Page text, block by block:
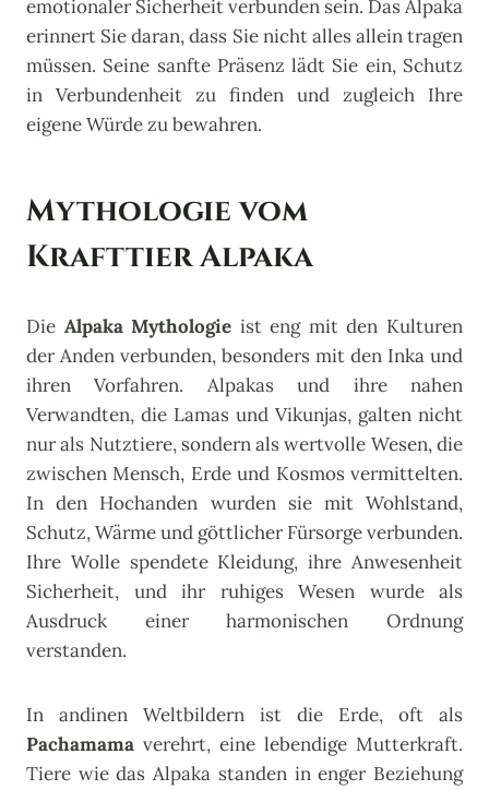
emotionaler Sicherheit verbunden sein. Das Alpaka
erinnert Sie daran, dass Sie nicht alles allein tragen
müssen. Seine sanfte Präsenz lädt Sie ein, Schutz
in Verbundenheit zu finden und zugleich Ihre
eigene Würde zu bewahren.
Mythologie vom
Krafttier Alpaka
Die Alpaka Mythologie ist eng mit den Kulturen
der Anden verbunden, besonders mit den Inka und
ihren Vorfahren. Alpakas und ihre nahen
Verwandten, die Lamas und Vikunjas, galten nicht
nur als Nutztiere, sondern als wertvolle Wesen, die
zwischen Mensch, Erde und Kosmos vermittelten.
In den Hochanden wurden sie mit Wohlstand,
Schutz, Wärme und göttlicher Fürsorge verbunden.
Ihre Wolle spendete Kleidung, ihre Anwesenheit
Sicherheit, und ihr ruhiges Wesen wurde als
Ausdruck einer harmonischen Ordnung
verstanden.
In andinen Weltbildern ist die Erde, oft als
Pachamama verehrt, eine lebendige Mutterkraft.
Tiere wie das Alpaka standen in enger Beziehung